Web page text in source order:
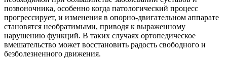
позвоночника, особенно когда патологический процесс
прогрессирует, и изменения в опорно-двигательном аппарате
становятся необратимыми, приводя к выраженному
нарушению функций. В таких случаях ортопедическое
вмешательство может восстановить радость свободного и
безболезненного движения.